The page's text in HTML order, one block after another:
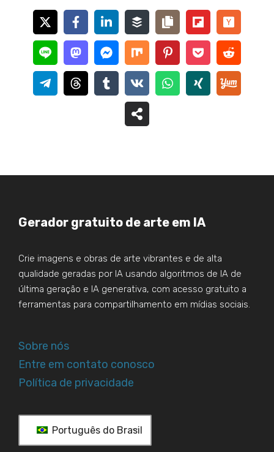
Gerador gratuito de arte em IA
Crie imagens e obras de arte vibrantes e de alta
qualidade geradas por IA usando algoritmos de IA de
última geração e IA generativa, com acesso gratuito a
ferramentas para compartilhamento em mídias sociais.
Sobre nós
Entre em contato conosco
Política de privacidade
Português do Brasil